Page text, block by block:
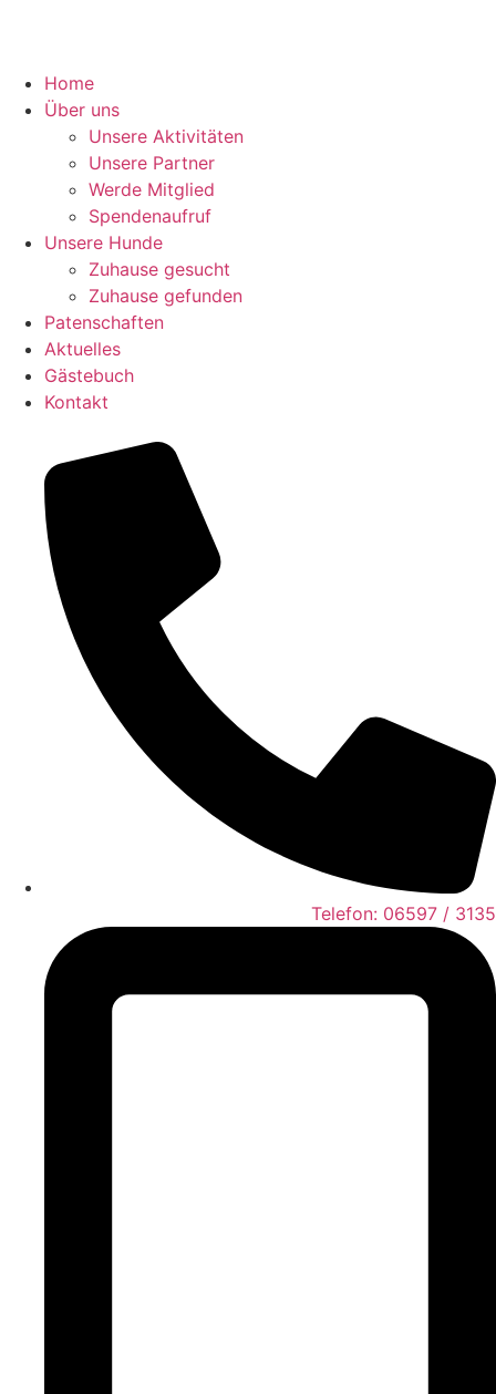
Home
Über uns
Unsere Aktivitäten
Unsere Partner
Werde Mitglied
Spendenaufruf
Unsere Hunde
Zuhause gesucht
Zuhause gefunden
Patenschaften
Aktuelles
Gästebuch
Kontakt
Telefon: 06597 / 3135